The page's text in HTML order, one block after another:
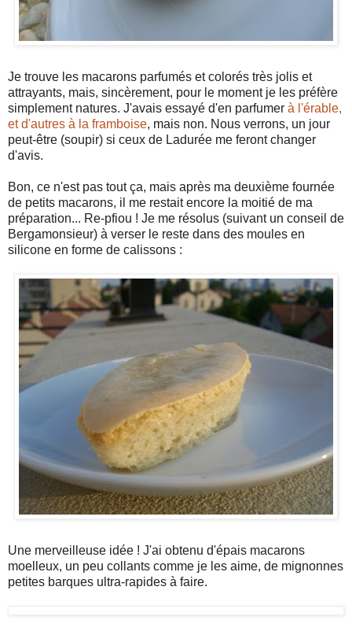
Je trouve les macarons parfumés et colorés très jolis et
attrayants, mais, sincèrement, pour le moment je les préfère
simplement natures. J'avais essayé d'en parfumer à l'érable,
et d'autres à la framboise, mais non. Nous verrons, un jour
peut-être (soupir) si ceux de Ladurée me feront changer
d'avis.
Bon, ce n'est pas tout ça, mais après ma deuxième fournée
de petits macarons, il me restait encore la moitié de ma
préparation... Re-pfiou ! Je me résolus (suivant un conseil de
Bergamonsieur) à verser le reste dans des moules en
silicone en forme de calissons :
Une merveilleuse idée ! J'ai obtenu d'épais macarons
moelleux, un peu collants comme je les aime, de mignonnes
petites barques ultra-rapides à faire.